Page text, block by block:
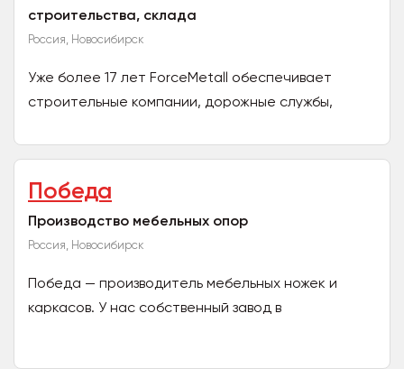
строительства, склада
Россия, Новосибирск
Уже более 17 лет ForceMetall обеспечивает
строительные компании, дорожные службы,
предприятия...
Победа
Производство мебельных опор
Россия, Новосибирск
Победа — производитель мебельных ножек и
каркасов. У нас собственный завод в